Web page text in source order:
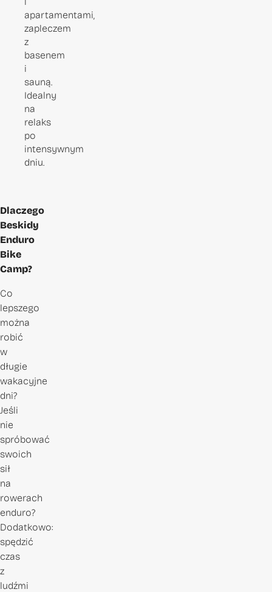
apartamentami,
zapleczem
z
basenem
i
sauną.
Idealny
na
relaks
po
intensywnym
dniu.
Dlaczego
Beskidy
Enduro
Bike
Camp?
Co
lepszego
można
robić
w
długie
wakacyjne
dni?
Jeśli
nie
spróbować
swoich
sił
na
rowerach
enduro?
Dodatkowo:
spędzić
czas
z
ludźmi